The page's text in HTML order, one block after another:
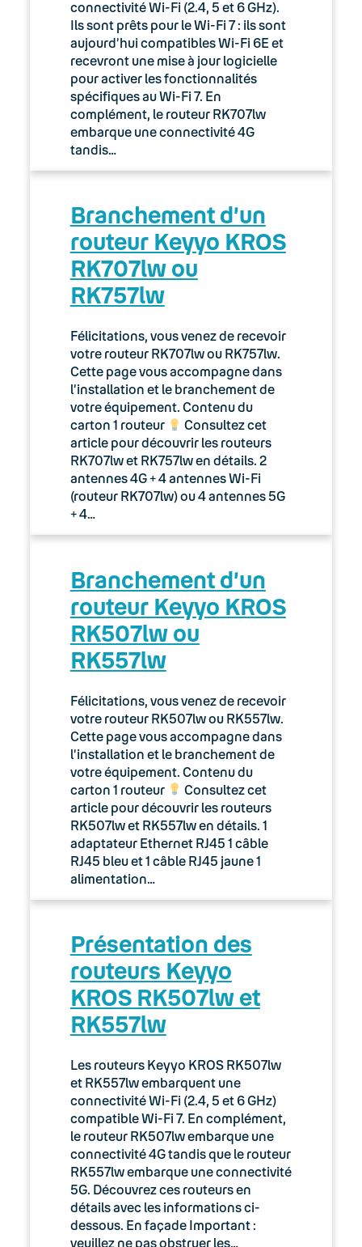
05. Téléphonie Mobile
06. Cybersécurité
Keyyo Connect
Keyyo Visio
connectivité Wi-Fi (2.4, 5 et 6 GHz).
Ils sont prêts pour le Wi-Fi 7 : ils sont
aujourd’hui compatibles Wi-Fi 6E et
recevront une mise à jour logicielle
pour activer les fonctionnalités
spécifiques au Wi-Fi 7. En
complément, le routeur RK707lw
embarque une connectivité 4G
tandis…
Branchement d’un
routeur Keyyo KROS
RK707lw ou
RK757lw
Félicitations, vous venez de recevoir
votre routeur RK707lw ou RK757lw.
Cette page vous accompagne dans
l’installation et le branchement de
votre équipement. Contenu du
carton 1 routeur
Consultez cet
article pour découvrir les routeurs
RK707lw et RK757lw en détails. 2
antennes 4G + 4 antennes Wi-Fi
(routeur RK707lw) ou 4 antennes 5G
+ 4…
Branchement d’un
routeur Keyyo KROS
RK507lw ou
RK557lw
Félicitations, vous venez de recevoir
votre routeur RK507lw ou RK557lw.
Cette page vous accompagne dans
l’installation et le branchement de
votre équipement. Contenu du
carton 1 routeur
Consultez cet
article pour découvrir les routeurs
RK507lw et RK557lw en détails. 1
adaptateur Ethernet RJ45 1 câble
RJ45 bleu et 1 câble RJ45 jaune 1
alimentation…
Présentation des
routeurs Keyyo
KROS RK507lw et
RK557lw
Les routeurs Keyyo KROS RK507lw
et RK557lw embarquent une
connectivité Wi-Fi (2.4, 5 et 6 GHz)
compatible Wi-Fi 7. En complément,
le routeur RK507lw embarque une
connectivité 4G tandis que le routeur
RK557lw embarque une connectivité
5G. Découvrez ces routeurs en
détails avec les informations ci-
dessous. En façade Important :
veuillez ne pas obstruer les…